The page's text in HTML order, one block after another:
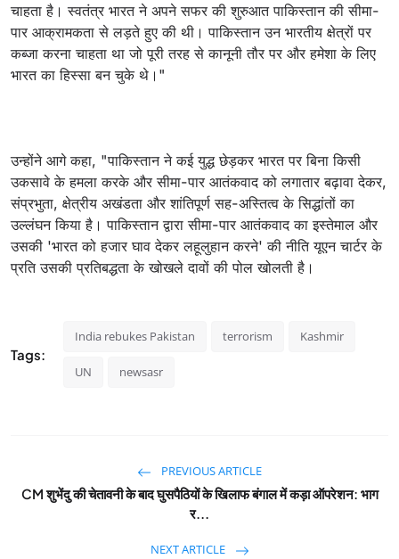
चाहता है। स्वतंत्र भारत ने अपने सफर की शुरुआत पाकिस्तान की सीमा-
पार आक्रामकता से लड़ते हुए की थी। पाकिस्तान उन भारतीय क्षेत्रों पर
कब्जा करना चाहता था जो पूरी तरह से कानूनी तौर पर और हमेशा के लिए
भारत का हिस्सा बन चुके थे।"
उन्होंने आगे कहा, "पाकिस्तान ने कई युद्ध छेड़कर भारत पर बिना किसी
उकसावे के हमला करके और सीमा-पार आतंकवाद को लगातार बढ़ावा देकर,
संप्रभुता, क्षेत्रीय अखंडता और शांतिपूर्ण सह-अस्तित्व के सिद्धांतों का
उल्लंघन किया है। पाकिस्तान द्वारा सीमा-पार आतंकवाद का इस्तेमाल और
उसकी 'भारत को हजार घाव देकर लहूलुहान करने' की नीति यूएन चार्टर के
प्रति उसकी प्रतिबद्धता के खोखले दावों की पोल खोलती है।
Tags:
India rebukes Pakistan terrorism Kashmir
UN newsasr
PREVIOUS ARTICLE
CM शुभेंदु की चेतावनी के बाद घुसपैठियों के खिलाफ बंगाल में कड़ा ऑपरेशन: भाग
र...
NEXT ARTICLE